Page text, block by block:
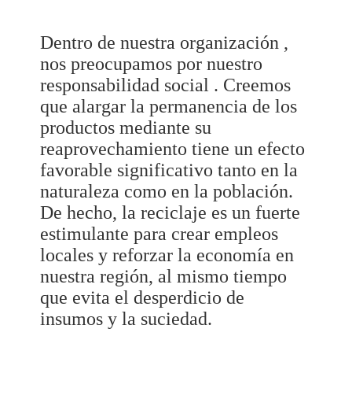
Dentro de nuestra organización ,
nos preocupamos por nuestro
responsabilidad social . Creemos
que alargar la permanencia de los
productos mediante su
reaprovechamiento tiene un efecto
favorable significativo tanto en la
naturaleza como en la población.
De hecho, la reciclaje es un fuerte
estimulante para crear empleos
locales y reforzar la economía en
nuestra región, al mismo tiempo
que evita el desperdicio de
insumos y la suciedad.